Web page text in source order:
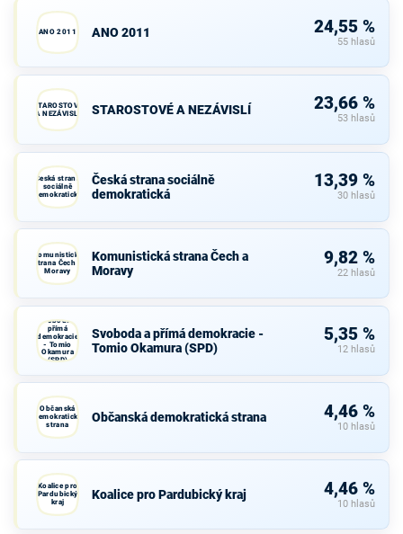
ANO 2011 ANO 2011 24,55 %
55 hlasů
STAROSTOVÉ
A NEZÁVISLÍ
STAROSTOVÉ A NEZÁVISLÍ 23,66 %
53 hlasů
Česká strana
sociálně
demokratická
Česká strana sociálně
demokratická
13,39 %
30 hlasů
Komunistická
strana Čech a
Moravy
Komunistická strana Čech a
Moravy
9,82 %
22 hlasů
Svoboda a
přímá
demokracie
- Tomio
Okamura
(SPD)
Svoboda a přímá demokracie -
Tomio Okamura (SPD)
5,35 %
12 hlasů
Občanská
demokratická
strana
Občanská demokratická strana 4,46 %
10 hlasů
Koalice pro
Pardubický
kraj
Koalice pro Pardubický kraj 4,46 %
10 hlasů